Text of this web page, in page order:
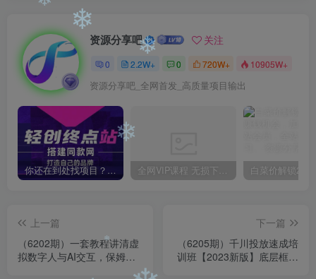
资源分享吧 关注
0 2.2W+ 0 720W+ 10905W+
资源分享吧_全网首发_高质量项目输出
你还在到处找项目？还在当韭菜？我靠卖项目一个月收入5万+，曾经我也是个失败者。 全网VIP课程 无损下载~
上一篇
（6202期）一套教程讲清虚
拟数字人与AI交互，保姆级
下一篇
（6205期）千川投放速成培
训班【2023新版】底层框架
❄
❄
❄
❄
❄